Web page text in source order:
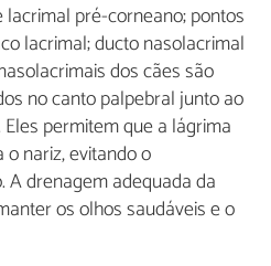
pré-corneano; pontos
lacrimal; ducto nasolacrimal
dos cães são
no canto palpebral junto ao
permitem que a lágrima
nariz, evitando o
drenagem adequada da
os olhos saudáveis ​e o